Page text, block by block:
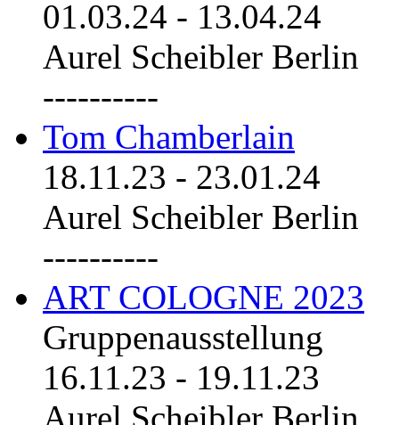
01.03.24 - 13.04.24
Aurel Scheibler Berlin
----------
Tom Chamberlain
18.11.23 - 23.01.24
Aurel Scheibler Berlin
----------
ART COLOGNE 2023
Gruppenausstellung
16.11.23 - 19.11.23
Aurel Scheibler Berlin